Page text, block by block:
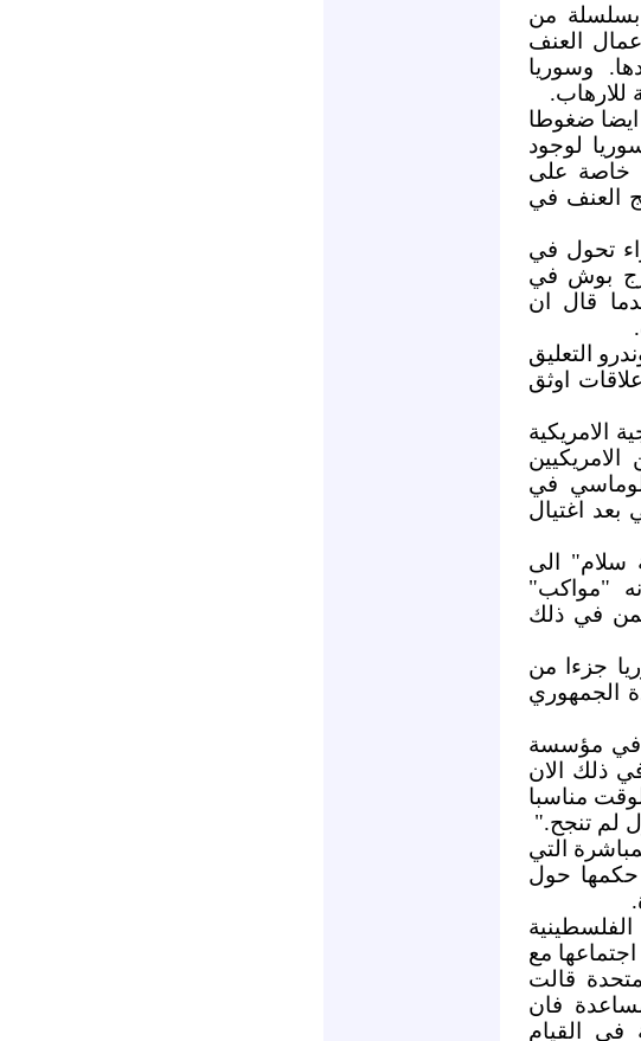
من
العنف
وسوريا
للارهاب.
ايضا ضغوطا
لوجود
خاصة على
العنف في
تحول في
بوش في
قال ان
التعليق
اوثق
الامريكية
في
اغتيال
سلام" الى
"مواكب"
بمن في ذلك
جزءا من
الجمهوري
في مؤسسة
ذلك الان
مناسبا
لم تنجح."
التي
حكمها حول
مع
قالت
فان
في القيام